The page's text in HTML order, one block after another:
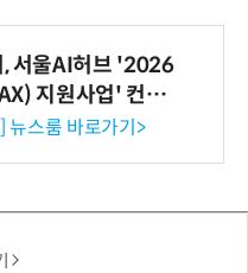
, 서울AI허브 '2026
지원사업' 컨소
뉴스룸 바로가기>